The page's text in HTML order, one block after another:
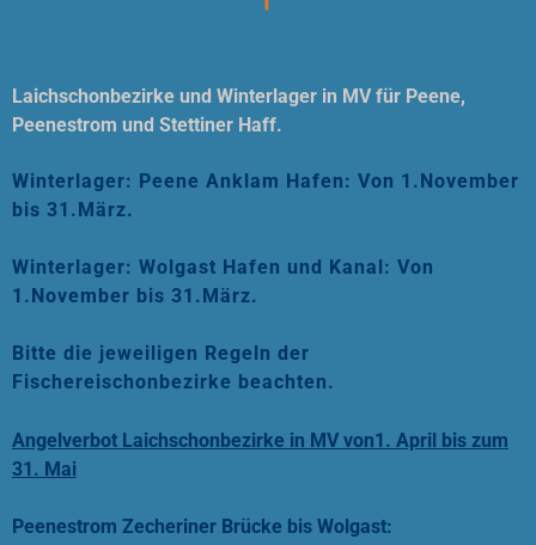
Laichschonbezirke und Winterlager in MV für Peene,
Peenestrom und Stettiner Haff.
Winterlager: Peene Anklam Hafen: Von 1.November
bis 31.März.
Winterlager: Wolgast Hafen und Kanal: Von
1.November bis 31.März.
Bitte die jeweiligen Regeln der
Fischereischonbezirke beachten.
Angelverbot Laichschonbezirke in MV von1. April bis zum
31. Mai
Peenestrom Zecheriner Brücke bis Wolgast: